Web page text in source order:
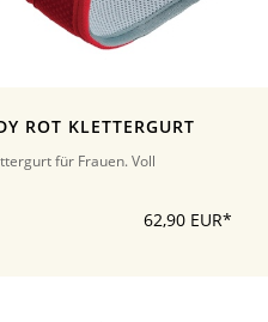
ROT KLETTERGURT
für Frauen. Voll
62,90 EUR*